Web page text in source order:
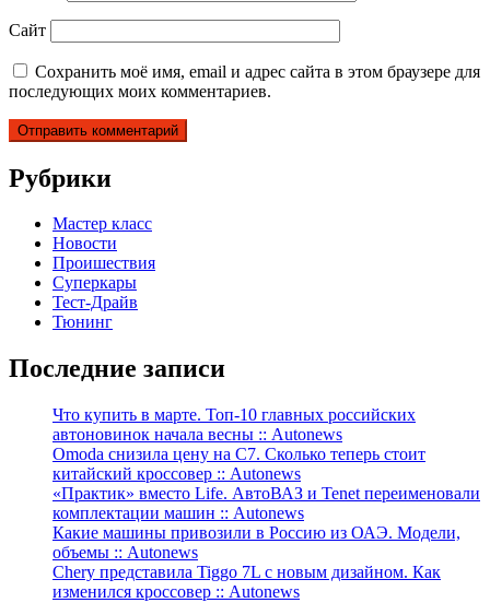
Сайт
Сохранить моё имя, email и адрес сайта в этом браузере для
последующих моих комментариев.
Рубрики
Мастер класс
Новости
Проишествия
Суперкары
Тест-Драйв
Тюнинг
Последние записи
Что купить в марте. Топ-10 главных российских
автоновинок начала весны :: Autonews
Omoda снизила цену на C7. Сколько теперь стоит
китайский кроссовер :: Autonews
«Практик» вместо Life. АвтоВАЗ и Tenet переименовали
комплектации машин :: Autonews
Какие машины привозили в Россию из ОАЭ. Модели,
объемы :: Autonews
Chery представила Tiggo 7L с новым дизайном. Как
изменился кроссовер :: Autonews